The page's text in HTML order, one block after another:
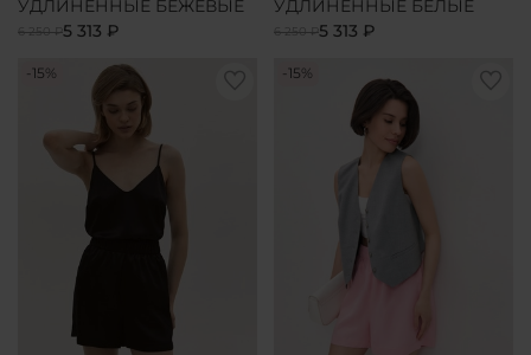
УДЛИНЕННЫЕ БЕЖЕВЫЕ
6 250 ₽5 313 ₽
УДЛИНЕННЫЕ БЕЛЫЕ
6 250 ₽5 313 ₽
-15% -15%